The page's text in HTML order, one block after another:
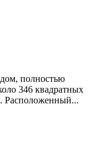
полностью
346 квадратных
Расположенный...